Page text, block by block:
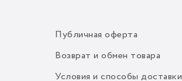
Публичная оферта
Возврат и обмен товара
Условия и способы доставки